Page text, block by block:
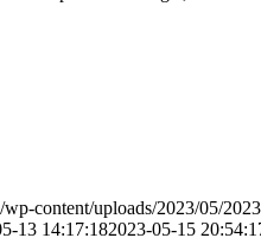
content/uploads/2023/05/
13 14:17:182023-05-15